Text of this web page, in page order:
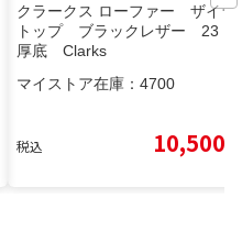
クラークス ローファー ザイラ
トップ ブラックレザー 23
厚底 Clarks
マイストア在庫： 4700
税込 10,500